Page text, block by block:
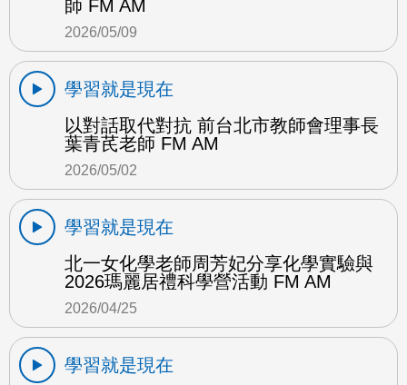
師 FM AM
2026/05/09
學習就是現在
以對話取代對抗 前台北市教師會理事長
葉青芪老師 FM AM
2026/05/02
學習就是現在
北一女化學老師周芳妃分享化學實驗與
2026瑪麗居禮科學營活動 FM AM
2026/04/25
學習就是現在